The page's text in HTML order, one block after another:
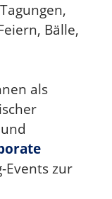
Bälle,
als
zur